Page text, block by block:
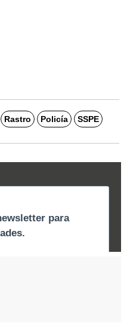
Rastro Policía SSPE